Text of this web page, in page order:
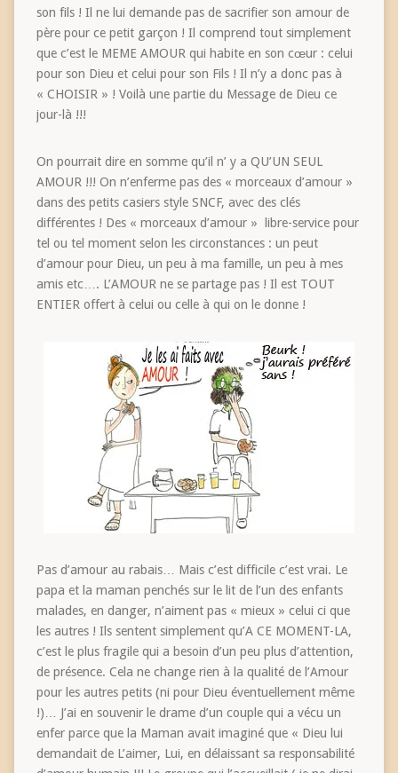
son fils ! Il ne lui demande pas de sacrifier son amour de
père pour ce petit garçon ! Il comprend tout simplement
que c’est le MEME AMOUR qui habite en son cœur : celui
pour son Dieu et celui pour son Fils ! Il n’y a donc pas à
« CHOISIR » ! Voilà une partie du Message de Dieu ce
jour-là !!!
On pourrait dire en somme qu’il n’ y a QU’UN SEUL
AMOUR !!! On n’enferme pas des « morceaux d’amour »
dans des petits casiers style SNCF, avec des clés
différentes ! Des « morceaux d’amour » libre-service pour
tel ou tel moment selon les circonstances : un peut
d’amour pour Dieu, un peu à ma famille, un peu à mes
amis etc…. L’AMOUR ne se partage pas ! Il est TOUT
ENTIER offert à celui ou celle à qui on le donne !
Pas d’amour au rabais… Mais c’est difficile c’est vrai. Le
papa et la maman penchés sur le lit de l’un des enfants
malades, en danger, n’aiment pas « mieux » celui ci que
les autres ! Ils sentent simplement qu’A CE MOMENT-LA,
c’est le plus fragile qui a besoin d’un peu plus d’attention,
de présence. Cela ne change rien à la qualité de l’Amour
pour les autres petits (ni pour Dieu éventuellement même
!)… J’ai en souvenir le drame d’un couple qui a vécu un
enfer parce que la Maman avait imaginé que « Dieu lui
demandait de L’aimer, Lui, en délaissant sa responsabilité